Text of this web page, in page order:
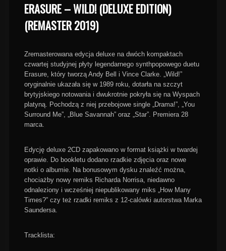
ERASURE – WILD! (DELUXE EDITION)
(REMASTER 2019)
Zremasterowana edycja deluxe na dwóch kompaktach
czwartej studyjnej płyty legendarnego synthpopowego duetu
Erasure, który tworzą Andy Bell i Vince Clarke. „Wild!”
oryginalnie ukazała się w 1989 roku, dotarła na szczyt
brytyjskiego notowania i dwukrotnie pokryła się na Wyspach
platyną. Pochodzą z niej przebojowe single „Drama!”, „You
Surround Me”, „Blue Savannah” oraz „Star”. Premiera 28
marca.
Edycję deluxe 2CD zapakowano w format książki w twardej
oprawie. Do bookletu dodano rzadkie zdjęcia oraz nowe
notki o albumie. Na bonusowym dysku znaleźć można,
chociażby nowy remiks Richarda Norrisa, niedawno
odnaleziony i wcześniej niepublikowany miks „How Many
Times?” czy też rzadki remiks z 12-calówki autorstwa Marka
Saundersa.
Tracklista: